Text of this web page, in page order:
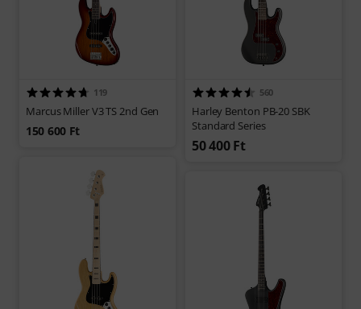
119
Marcus Miller V3 TS 2nd Gen
150 600 Ft
560
Harley Benton PB-20 SBK
Standard Series
50 400 Ft